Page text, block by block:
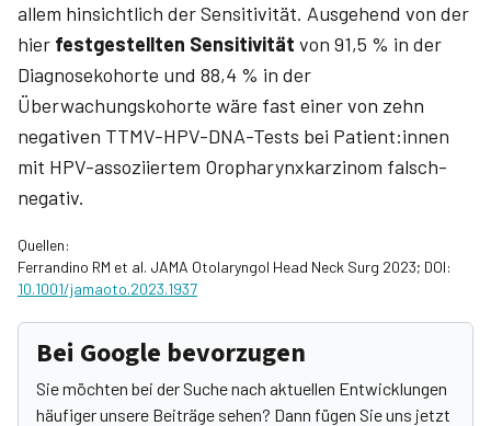
allem hinsichtlich der Sensitivität. Ausgehend von der
hier festgestellten Sensitivität von 91,5 % in der
Diagnosekohorte und 88,4 % in der
Überwachungskohorte wäre fast einer von zehn
negativen TTMV-HPV-DNA-Tests bei Patient:innen
mit HPV-assoziiertem Oropharynxkarzinom falsch-
negativ.
Quellen:
Ferrandino RM et al. JAMA Otolaryngol Head Neck Surg 2023; DOI:
10.1001/jamaoto.2023.1937
Bei Google bevorzugen
Sie möchten bei der Suche nach aktuellen Entwicklungen
häufiger unsere Beiträge sehen? Dann fügen Sie uns jetzt